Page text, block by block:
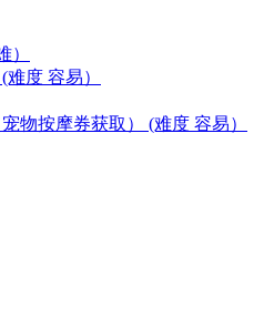
）
度 容易）
物按摩券获取） (难度 容易）